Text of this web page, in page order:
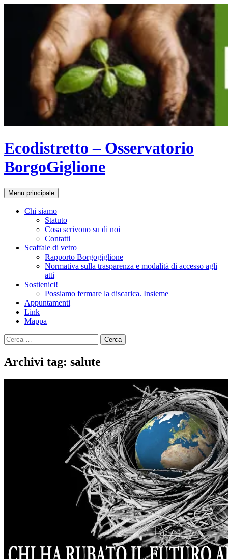
Ecodistretto – Osservatorio
BorgoGiglione
Cerca
Menu principale
Chi siamo
Statuto
Cosa scrivono su di noi
Contatti
Scaffale di vetro
Rapporto Borgogiglione
Normativa sulla trasparenza e modalità di accesso agli
atti
Sostienici!
Possiamo fermare la discarica. Insieme
Appuntamenti
Link
Mappa
Ricerca
per:
Archivi tag: salute